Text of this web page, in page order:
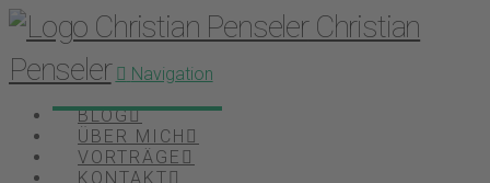
Christian
Penseler
Navigation
BLOG
ÜBER MICH
VORTRÄGE
KONTAKT